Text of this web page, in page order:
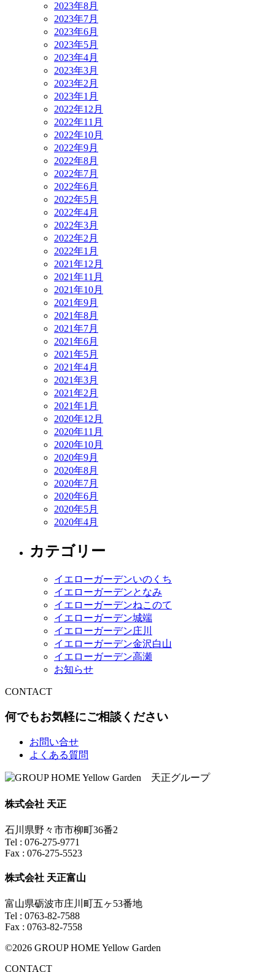
2023年8月
2023年7月
2023年6月
2023年5月
2023年4月
2023年3月
2023年2月
2023年1月
2022年12月
2022年11月
2022年10月
2022年9月
2022年8月
2022年7月
2022年6月
2022年5月
2022年4月
2022年3月
2022年2月
2022年1月
2021年12月
2021年11月
2021年10月
2021年9月
2021年8月
2021年7月
2021年6月
2021年5月
2021年4月
2021年3月
2021年2月
2021年1月
2020年12月
2020年11月
2020年10月
2020年9月
2020年8月
2020年7月
2020年6月
2020年5月
2020年4月
カテゴリー
イエローガーデンいのくち
イエローガーデンとなみ
イエローガーデンねこのて
イエローガーデン城端
イエローガーデン庄川
イエローガーデン金沢白山
イエローガーデン高瀬
お知らせ
CONTACT
何でもお気軽にご相談ください
お問い合せ
よくある質問
株式会社 天正
石川県野々市市柳町36番2
Tel : 076-275-9771
Fax : 076-275-5523
株式会社 天正富山
富山県砺波市庄川町五ヶ53番地
Tel : 0763-82-7588
Fax : 0763-82-7558
©2026 GROUP HOME Yellow Garden
CONTACT